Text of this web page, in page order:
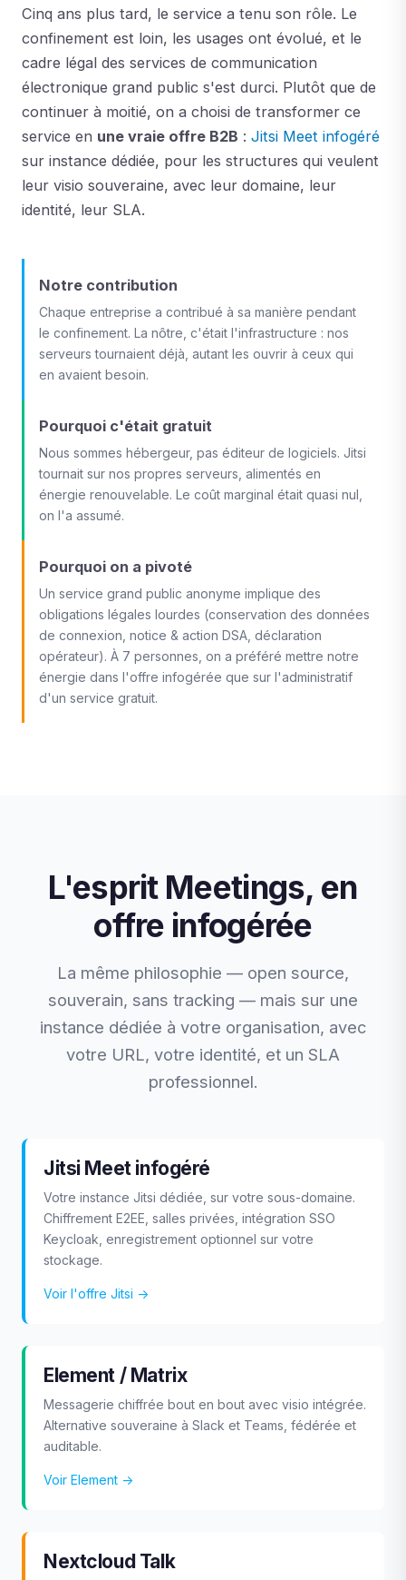
Cinq ans plus tard, le service a tenu son rôle. Le
confinement est loin, les usages ont évolué, et le
cadre légal des services de communication
électronique grand public s'est durci. Plutôt que de
continuer à moitié, on a choisi de transformer ce
service en une vraie offre B2B : Jitsi Meet infogéré
sur instance dédiée, pour les structures qui veulent
leur visio souveraine, avec leur domaine, leur
identité, leur SLA.
Notre contribution
Chaque entreprise a contribué à sa manière pendant
le confinement. La nôtre, c'était l'infrastructure : nos
serveurs tournaient déjà, autant les ouvrir à ceux qui
en avaient besoin.
Pourquoi c'était gratuit
Nous sommes hébergeur, pas éditeur de logiciels. Jitsi
tournait sur nos propres serveurs, alimentés en
énergie renouvelable. Le coût marginal était quasi nul,
on l'a assumé.
Pourquoi on a pivoté
Un service grand public anonyme implique des
obligations légales lourdes (conservation des données
de connexion, notice & action DSA, déclaration
opérateur). À 7 personnes, on a préféré mettre notre
énergie dans l'offre infogérée que sur l'administratif
d'un service gratuit.
L'esprit Meetings, en
offre infogérée
La même philosophie — open source,
souverain, sans tracking — mais sur une
instance dédiée à votre organisation, avec
votre URL, votre identité, et un SLA
professionnel.
Jitsi Meet infogéré
Votre instance Jitsi dédiée, sur votre sous-domaine.
Chiffrement E2EE, salles privées, intégration SSO
Keycloak, enregistrement optionnel sur votre
stockage.
Voir l'offre Jitsi →
Element / Matrix
Messagerie chiffrée bout en bout avec visio intégrée.
Alternative souveraine à Slack et Teams, fédérée et
auditable.
Voir Element →
Nextcloud Talk